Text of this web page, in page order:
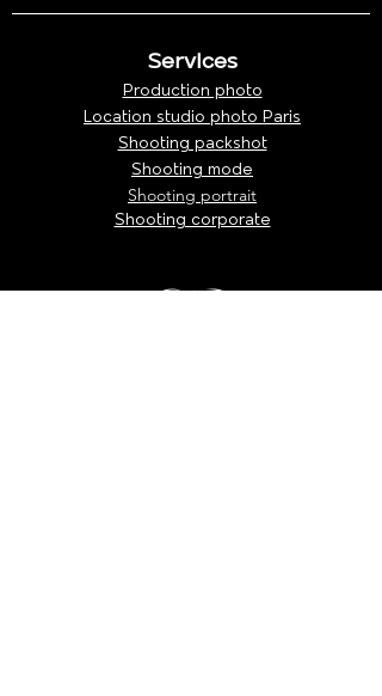
Services
Production photo
Location studio photo Paris
Shooting packshot
Shooting mode
Shooting portrait
Shooting corporate